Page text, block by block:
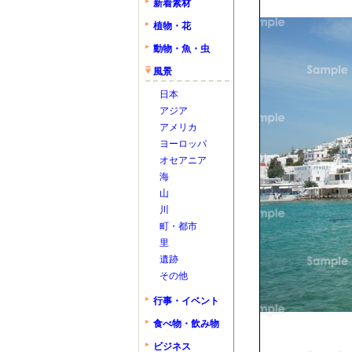
新着素材
植物・花
動物・魚・虫
風景
日本
アジア
アメリカ
ヨーロッパ
オセアニア
海
山
川
町・都市
里
遺跡
その他
行事・イベント
食べ物・飲み物
ビジネス